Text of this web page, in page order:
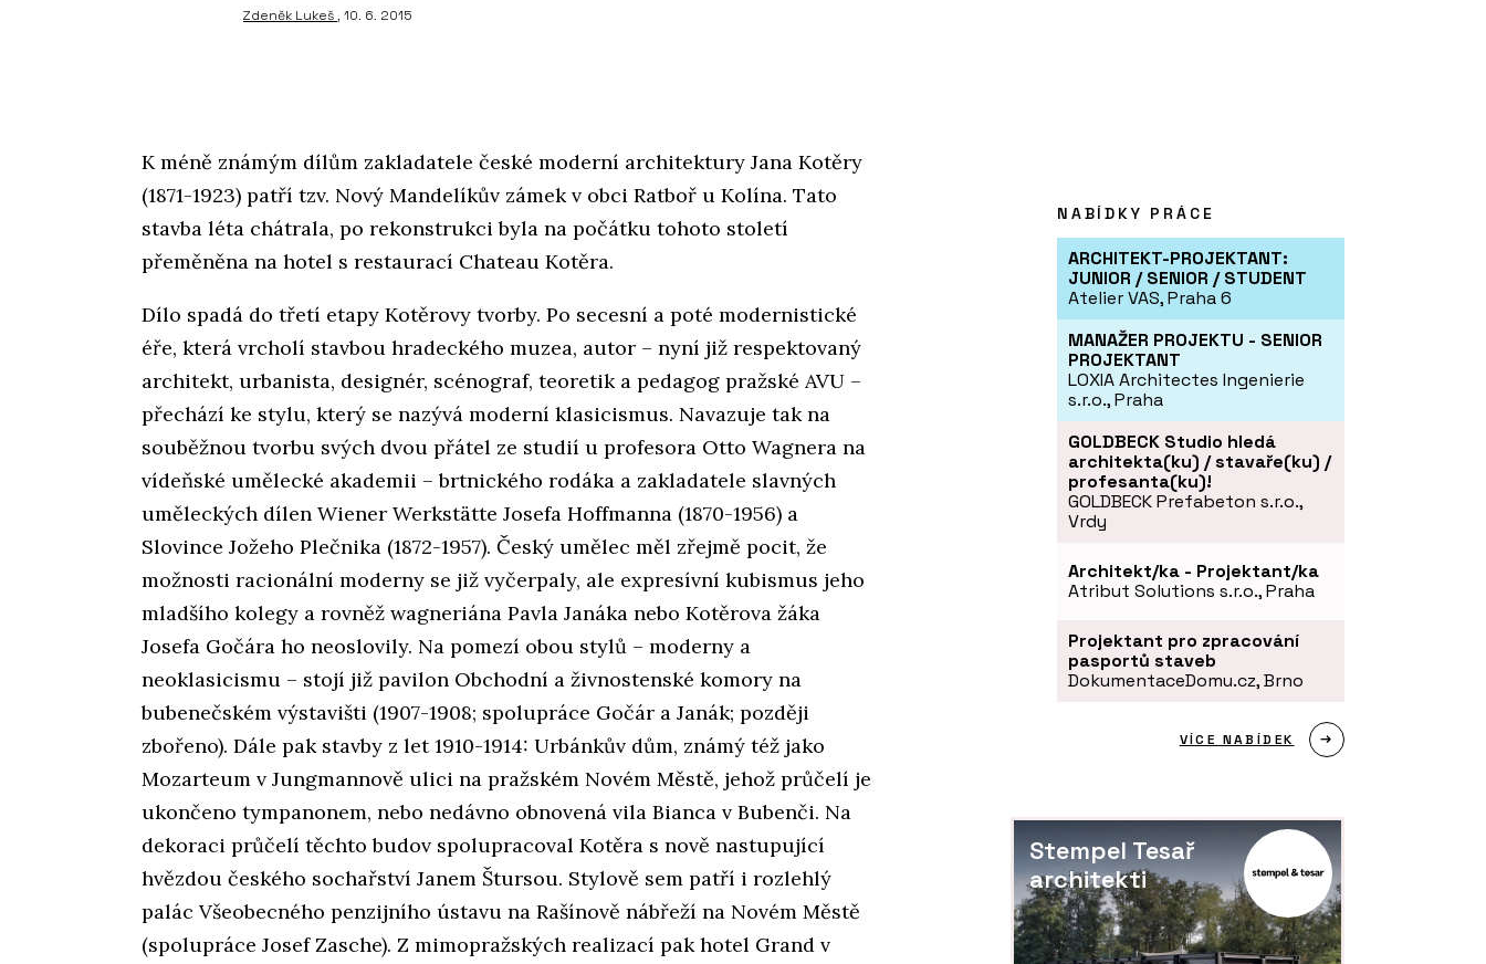
Zdeněk Lukeš, 10. 6. 2015
K méně známým dílům zakladatele české moderní architektury Jana Kotěry
(1871-1923) patří tzv. Nový Mandelíkův zámek v obci Ratboř u Kolína. Tato
stavba léta chátrala, po rekonstrukci byla na počátku tohoto století
přeměněna na hotel s restaurací Chateau Kotěra.
Dílo spadá do třetí etapy Kotěrovy tvorby. Po secesní a poté modernistické
éře, která vrcholí stavbou hradeckého muzea, autor – nyní již respektovaný
architekt, urbanista, designér, scénograf, teoretik a pedagog pražské AVU –
přechází ke stylu, který se nazývá moderní klasicismus. Navazuje tak na
souběžnou tvorbu svých dvou přátel ze studií u profesora Otto Wagnera na
vídeňské umělecké akademii – brtnického rodáka a zakladatele slavných
uměleckých dílen Wiener Werkstätte Josefa Hoffmanna (1870-1956) a
Slovince Jožeho Plečnika (1872-1957). Český umělec měl zřejmě pocit, že
možnosti racionální moderny se již vyčerpaly, ale expresívní kubismus jeho
mladšího kolegy a rovněž wagneriána Pavla Janáka nebo Kotěrova žáka
Josefa Gočára ho neoslovily. Na pomezí obou stylů – moderny a
neoklasicismu – stojí již pavilon Obchodní a živnostenské komory na
bubenečském výstavišti (1907-1908; spolupráce Gočár a Janák; později
zbořeno). Dále pak stavby z let 1910-1914: Urbánkův dům, známý též jako
Mozarteum v Jungmannově ulici na pražském Novém Městě, jehož průčelí je
ukončeno tympanonem, nebo nedávno obnovená vila Bianca v Bubenči. Na
dekoraci průčelí těchto budov spolupracoval Kotěra s nově nastupující
hvězdou českého sochařství Janem Štursou. Stylově sem patří i rozlehlý
palác Všeobecného penzijního ústavu na Rašínově nábřeží na Novém Městě
(spolupráce Josef Zasche). Z mimopražských realizací pak hotel Grand v
NABÍDKY PRÁCE
ARCHITEKT-PROJEKTANT:
JUNIOR / SENIOR / STUDENT
Atelier VAS, Praha 6
MANAŽER PROJEKTU - SENIOR
PROJEKTANT
LOXIA Architectes Ingenierie
s.r.o., Praha
GOLDBECK Studio hledá
architekta(ku) / stavaře(ku) /
profesanta(ku)!
GOLDBECK Prefabeton s.r.o.,
Vrdy
Architekt/ka - Projektant/ka
Atribut Solutions s.r.o., Praha
Projektant pro zpracování
pasportů staveb
DokumentaceDomu.cz, Brno
VÍCE NABÍDEK
Stempel Tesař
architekti